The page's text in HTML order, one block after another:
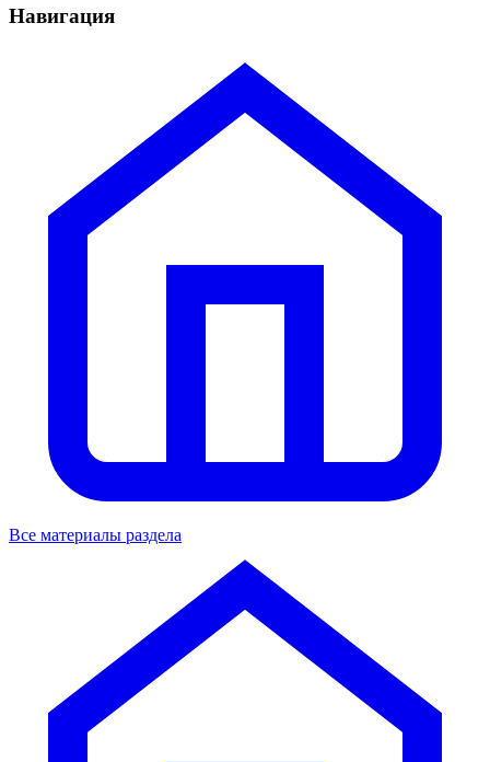
Навигация
Все материалы раздела